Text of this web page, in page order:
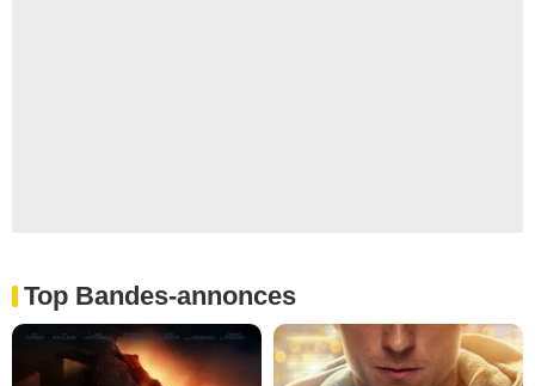
Top Bandes-annonces